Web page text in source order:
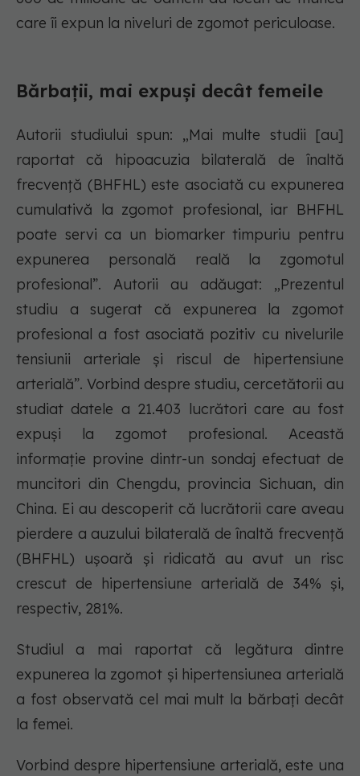
care îi expun la niveluri de zgomot periculoase.
Bărbații, mai expuși decât femeile
Autorii studiului spun: „Mai multe studii [au]
raportat că hipoacuzia bilaterală de înaltă
frecvență (BHFHL) este asociată cu expunerea
cumulativă la zgomot profesional, iar BHFHL
poate servi ca un biomarker timpuriu pentru
expunerea personală reală la zgomotul
profesional”. Autorii au adăugat: „Prezentul
studiu a sugerat că expunerea la zgomot
profesional a fost asociată pozitiv cu nivelurile
tensiunii arteriale și riscul de hipertensiune
arterială”. Vorbind despre studiu, cercetătorii au
studiat datele a 21.403 lucrători care au fost
expuși la zgomot profesional. Această
informație provine dintr-un sondaj efectuat de
muncitori din Chengdu, provincia Sichuan, din
China. Ei au descoperit că lucrătorii care aveau
pierdere a auzului bilaterală de înaltă frecvență
(BHFHL) ușoară și ridicată au avut un risc
crescut de hipertensiune arterială de 34% și,
respectiv, 281%.
Studiul a mai raportat că legătura dintre
expunerea la zgomot și hipertensiunea arterială
a fost observată cel mai mult la bărbați decât
la femei.
Vorbind despre hipertensiune arterială, este una